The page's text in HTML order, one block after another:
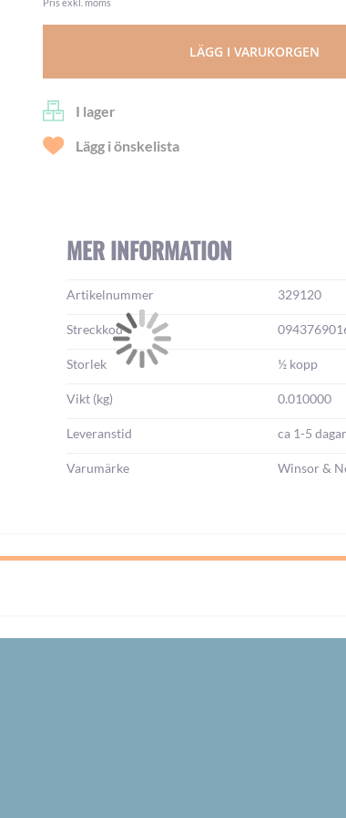
LÄGG I VARUKORGEN
I lager
Lägg i önskelista
MER INFORMATION
Mer
information:
Artikelnummer 329120
Streckkod
Storlek ½ kopp
Vikt (kg) 0.010000
Leveranstid ca 1-5 dagar
Varumärke Winsor &